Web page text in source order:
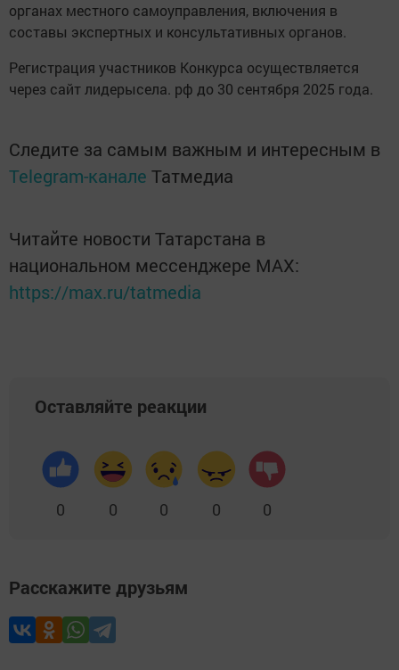
органах местного самоуправления, включения в
составы экспертных и консультативных органов.
Регистрация участников Конкурса осуществляется
через сайт лидерысела. рф до 30 сентября 2025 года.
Следите за самым важным и интересным в
Telegram-канале Татмедиа
Читайте новости Татарстана в
национальном мессенджере MАХ:
https://max.ru/tatmedia
Оставляйте реакции
0 0 0 0 0
Расскажите друзьям